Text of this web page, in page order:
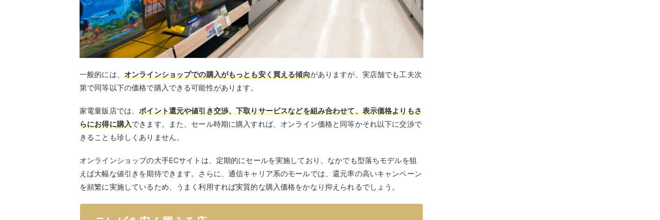
一般的には、 オンラインショップでの購入がもっとも安く買える傾向がありますが、実店舗でも工夫次
第で同等以下の価格で購入できる可能性があります。
家電量販店では、ポイント還元や値引き交渉、下取りサービスなどを組み合わせて、表示価格よりもさ
らにお得に購入できます。また、セール時期に購入すれば、オンライン価格と同等かそれ以下に交渉で
きることも珍しくありません。
オンラインショップの大手ECサイトは、定期的にセールを実施しており、なかでも型落ちモデルを狙
えば大幅な値引きを期待できます。さらに、通信キャリア系のモールでは、還元率の高いキャンペーン
を頻繁に実施しているため、うまく利用すれば実質的な購入価格をかなり抑えられるでしょう。